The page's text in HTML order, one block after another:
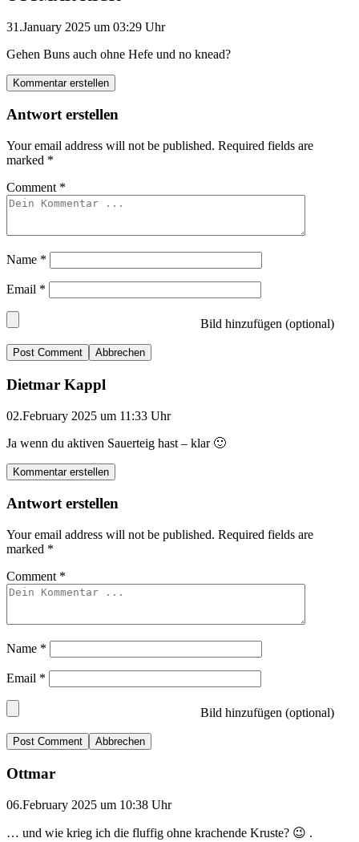
31.January 2025 um 03:29 Uhr
Gehen Buns auch ohne Hefe und no knead?
Kommentar erstellen
Antwort erstellen
Your email address will not be published. Required fields are
marked *
Comment *
Name *
Email *
Bild hinzufügen (optional)
Abbrechen
Dietmar Kappl
02.February 2025 um 11:33 Uhr
Ja wenn du aktiven Sauerteig hast – klar 🙂
Kommentar erstellen
Antwort erstellen
Your email address will not be published. Required fields are
marked *
Comment *
Name *
Email *
Bild hinzufügen (optional)
Abbrechen
Ottmar
06.February 2025 um 10:38 Uhr
… und wie krieg ich die fluffig ohne krachende Kruste? 😉 .